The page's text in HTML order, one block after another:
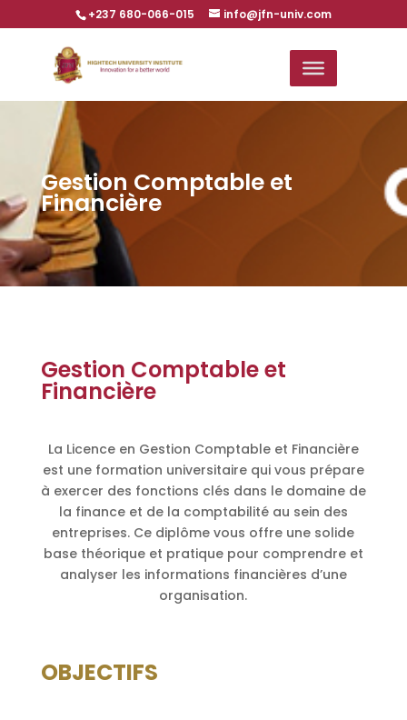
+237 680-066-015 info@jfn-univ.com
Gestion Comptable et
Financière
Gestion Comptable et
Financière
La Licence en Gestion Comptable et Financière
est une formation universitaire qui vous prépare
à exercer des fonctions clés dans le domaine de
la finance et de la comptabilité au sein des
entreprises. Ce diplôme vous offre une solide
base théorique et pratique pour comprendre et
analyser les informations financières d’une
organisation.
OBJECTIFS